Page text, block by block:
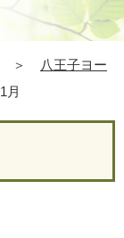
＞
八王子ヨー
月